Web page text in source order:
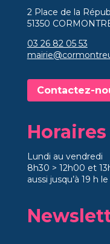
2 Place de la
51350
03 26 82 05 53
Contactez-
Lundi au vendredi
8h30 > 12h00 et
aussi jusqu’à 19 h